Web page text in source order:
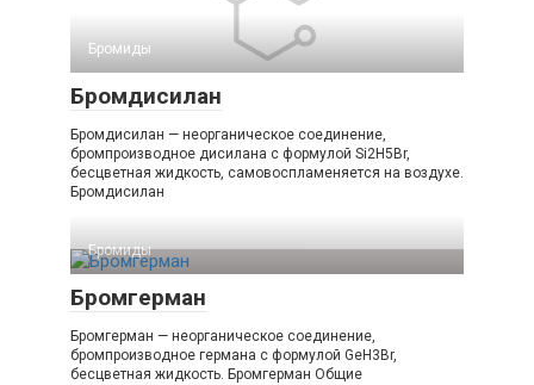
Бромиды‎
Бромдисилан
Бромдисилан — неорганическое соединение,
бромпроизводное дисилана с формулой Si2H5Br,
бесцветная жидкость, самовоспламеняется на воздухе.
Бромдисилан
Бромиды‎
Бромгерман
Бромгерман — неорганическое соединение,
бромпроизводное германа с формулой GeH3Br,
бесцветная жидкость. Бромгерман Общие